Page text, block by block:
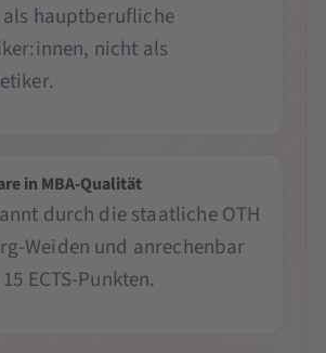
hauptberufliche
nicht als
in MBA-Qualität
durch die staatliche OTH
Weiden und anrechenbar
ECTS-Punkten.